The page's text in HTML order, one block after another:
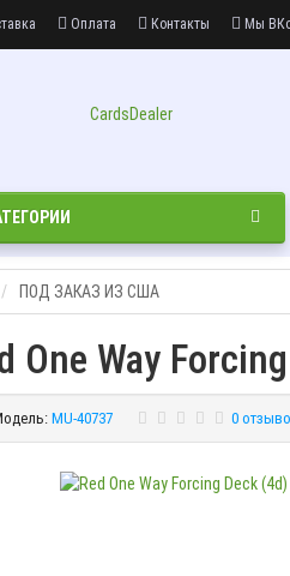
Оплата Контакты Мы
ПОД ЗАКАЗ ИЗ США
One Way
MU-40737 0